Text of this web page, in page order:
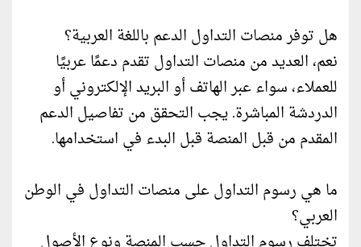
هل توفر منصات التداول الدعم باللغة العربية؟
نعم، العديد من منصات التداول تقدم دعمًا عربيًا
للعملاء، سواء عبر الهاتف أو البريد الإلكتروني أو
الدردشة المباشرة. يجب التحقق من تفاصيل الدعم
المقدم من قبل المنصة قبل البدء في استخدامها.
ما هي رسوم التداول على منصات التداول في الوطن
العربي؟